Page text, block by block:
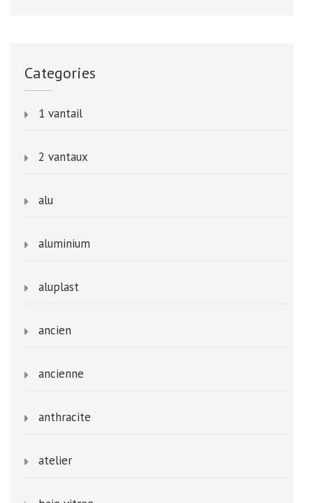
Categories
1 vantail
2 vantaux
alu
aluminium
aluplast
ancien
ancienne
anthracite
atelier